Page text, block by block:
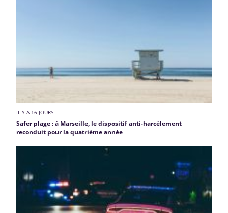
IL Y A 16 JOURS
Safer plage : à Marseille, le dispositif anti-harcèlement
reconduit pour la quatrième année